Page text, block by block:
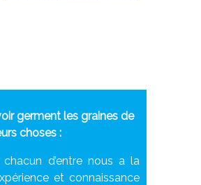
germent les graines de
choses :
d’entre nous a la
et connaissance